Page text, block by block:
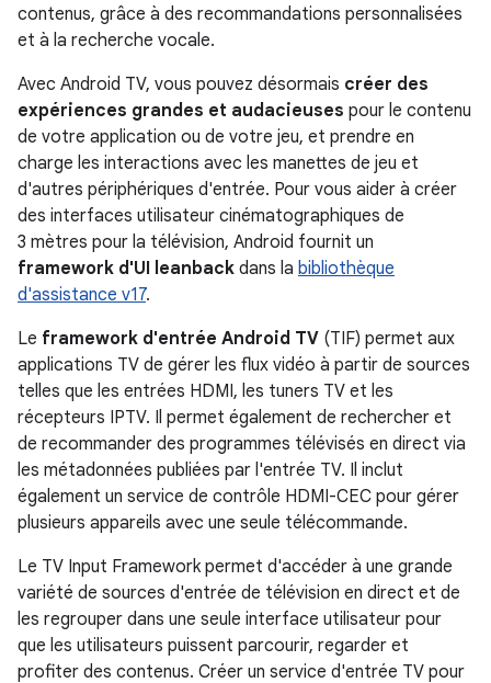
contenus, grâce à des recommandations personnalisées
et à la recherche vocale.
Avec Android TV, vous pouvez désormais créer des
expériences grandes et audacieuses pour le contenu
de votre application ou de votre jeu, et prendre en
charge les interactions avec les manettes de jeu et
d'autres périphériques d'entrée. Pour vous aider à créer
des interfaces utilisateur cinématographiques de
3 mètres pour la télévision, Android fournit un
framework d'UI leanback dans la bibliothèque
d'assistance v17.
Le framework d'entrée Android TV (TIF) permet aux
applications TV de gérer les flux vidéo à partir de sources
telles que les entrées HDMI, les tuners TV et les
récepteurs IPTV. Il permet également de rechercher et
de recommander des programmes télévisés en direct via
les métadonnées publiées par l'entrée TV. Il inclut
également un service de contrôle HDMI-CEC pour gérer
plusieurs appareils avec une seule télécommande.
Le TV Input Framework permet d'accéder à une grande
variété de sources d'entrée de télévision en direct et de
les regrouper dans une seule interface utilisateur pour
que les utilisateurs puissent parcourir, regarder et
profiter des contenus. Créer un service d'entrée TV pour